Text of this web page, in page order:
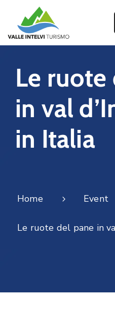
Interventi
Attività
Le ruote
in val
in Italia
Home Event
Le ruote del pane in